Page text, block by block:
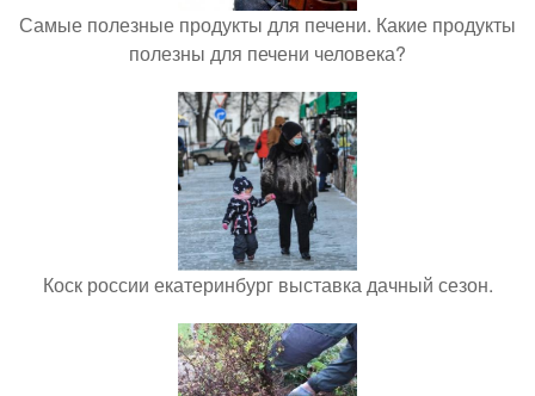
Самые полезные продукты для печени. Какие продукты
полезны для печени человека?
Коск россии екатеринбург выставка дачный сезон.